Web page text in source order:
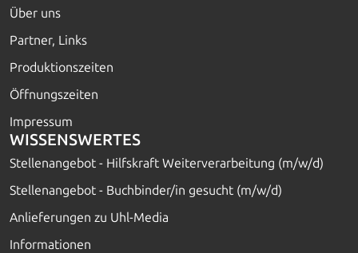
Über uns
Partner, Links
Produktionszeiten
Öffnungszeiten
Impressum
WISSENSWERTES
Stellenangebot - Hilfskraft Weiterverarbeitung (m/w/d)
Stellenangebot - Buchbinder/in gesucht (m/w/d)
Anlieferungen zu Uhl-Media
Informationen